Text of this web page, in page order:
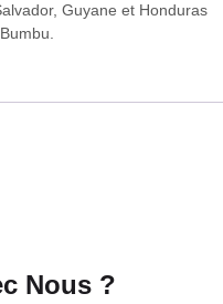
Guyane et Honduras
Nous ?